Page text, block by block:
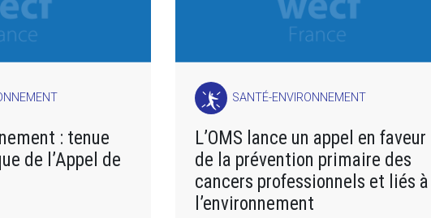
: tenue
de l’Appel de
SANTÉ-ENVIRONNEMENT
L’OMS lance un appel en faveur
de la prévention primaire des
cancers professionnels et liés à
l’environnement